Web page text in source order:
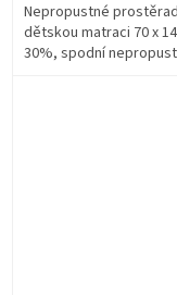
Nepropustné
dětskou matraci 70 x
30%, spodní